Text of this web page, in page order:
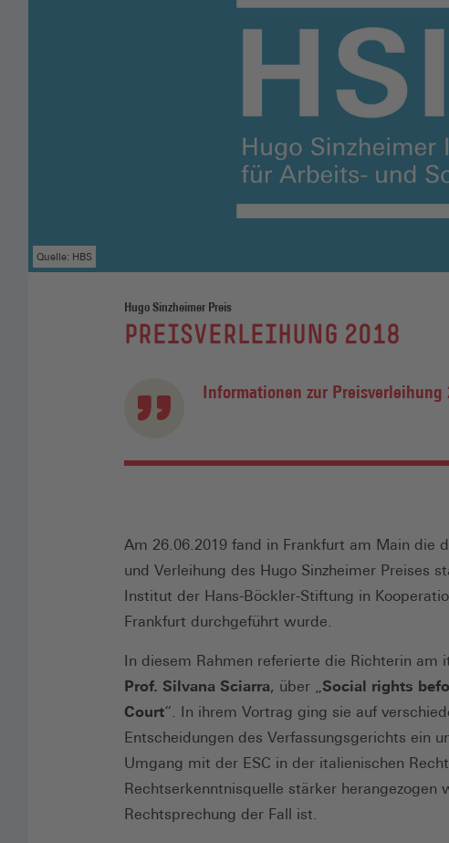
Quelle: HBS
Hugo Sinzheimer Preis
:
PREISVERLEIHUNG 2018
Informationen zur Preisverleihung
Am 26.06.2019 fand in Frankfurt am Main die
und Verleihung des Hugo Sinzheimer Preises
Institut der Hans-Böckler-Stiftung in
Frankfurt durchgeführt wurde.
In diesem Rahmen referierte die Richterin am
Prof. Silvana Sciarra, über „ Social rights
Court“. In ihrem Vortrag ging sie auf
Entscheidungen des Verfassungsgerichts ein
Umgang mit der ESC in der italienischen
Rechtserkenntnisquelle stärker herangezogen
Rechtsprechung der Fall ist.